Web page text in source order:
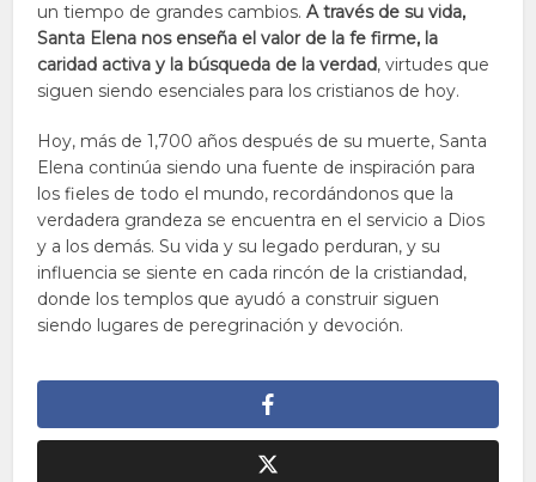
un tiempo de grandes cambios.A través de su vida,
Santa Elena nos enseña el valor de la fe firme, la
caridad activa y la búsqueda de la verdad, virtudes que
siguen siendo esenciales para los cristianos de hoy.
Hoy, más de 1,700 años después de su muerte, Santa
Elena continúa siendo una fuente de inspiración para
los fieles de todo el mundo, recordándonos que la
verdadera grandeza se encuentra en el servicio a Dios
y a los demás. Su vida y su legado perduran, y su
influencia se siente en cada rincón de la cristiandad,
donde los templos que ayudó a construir siguen
siendo lugares de peregrinación y devoción.